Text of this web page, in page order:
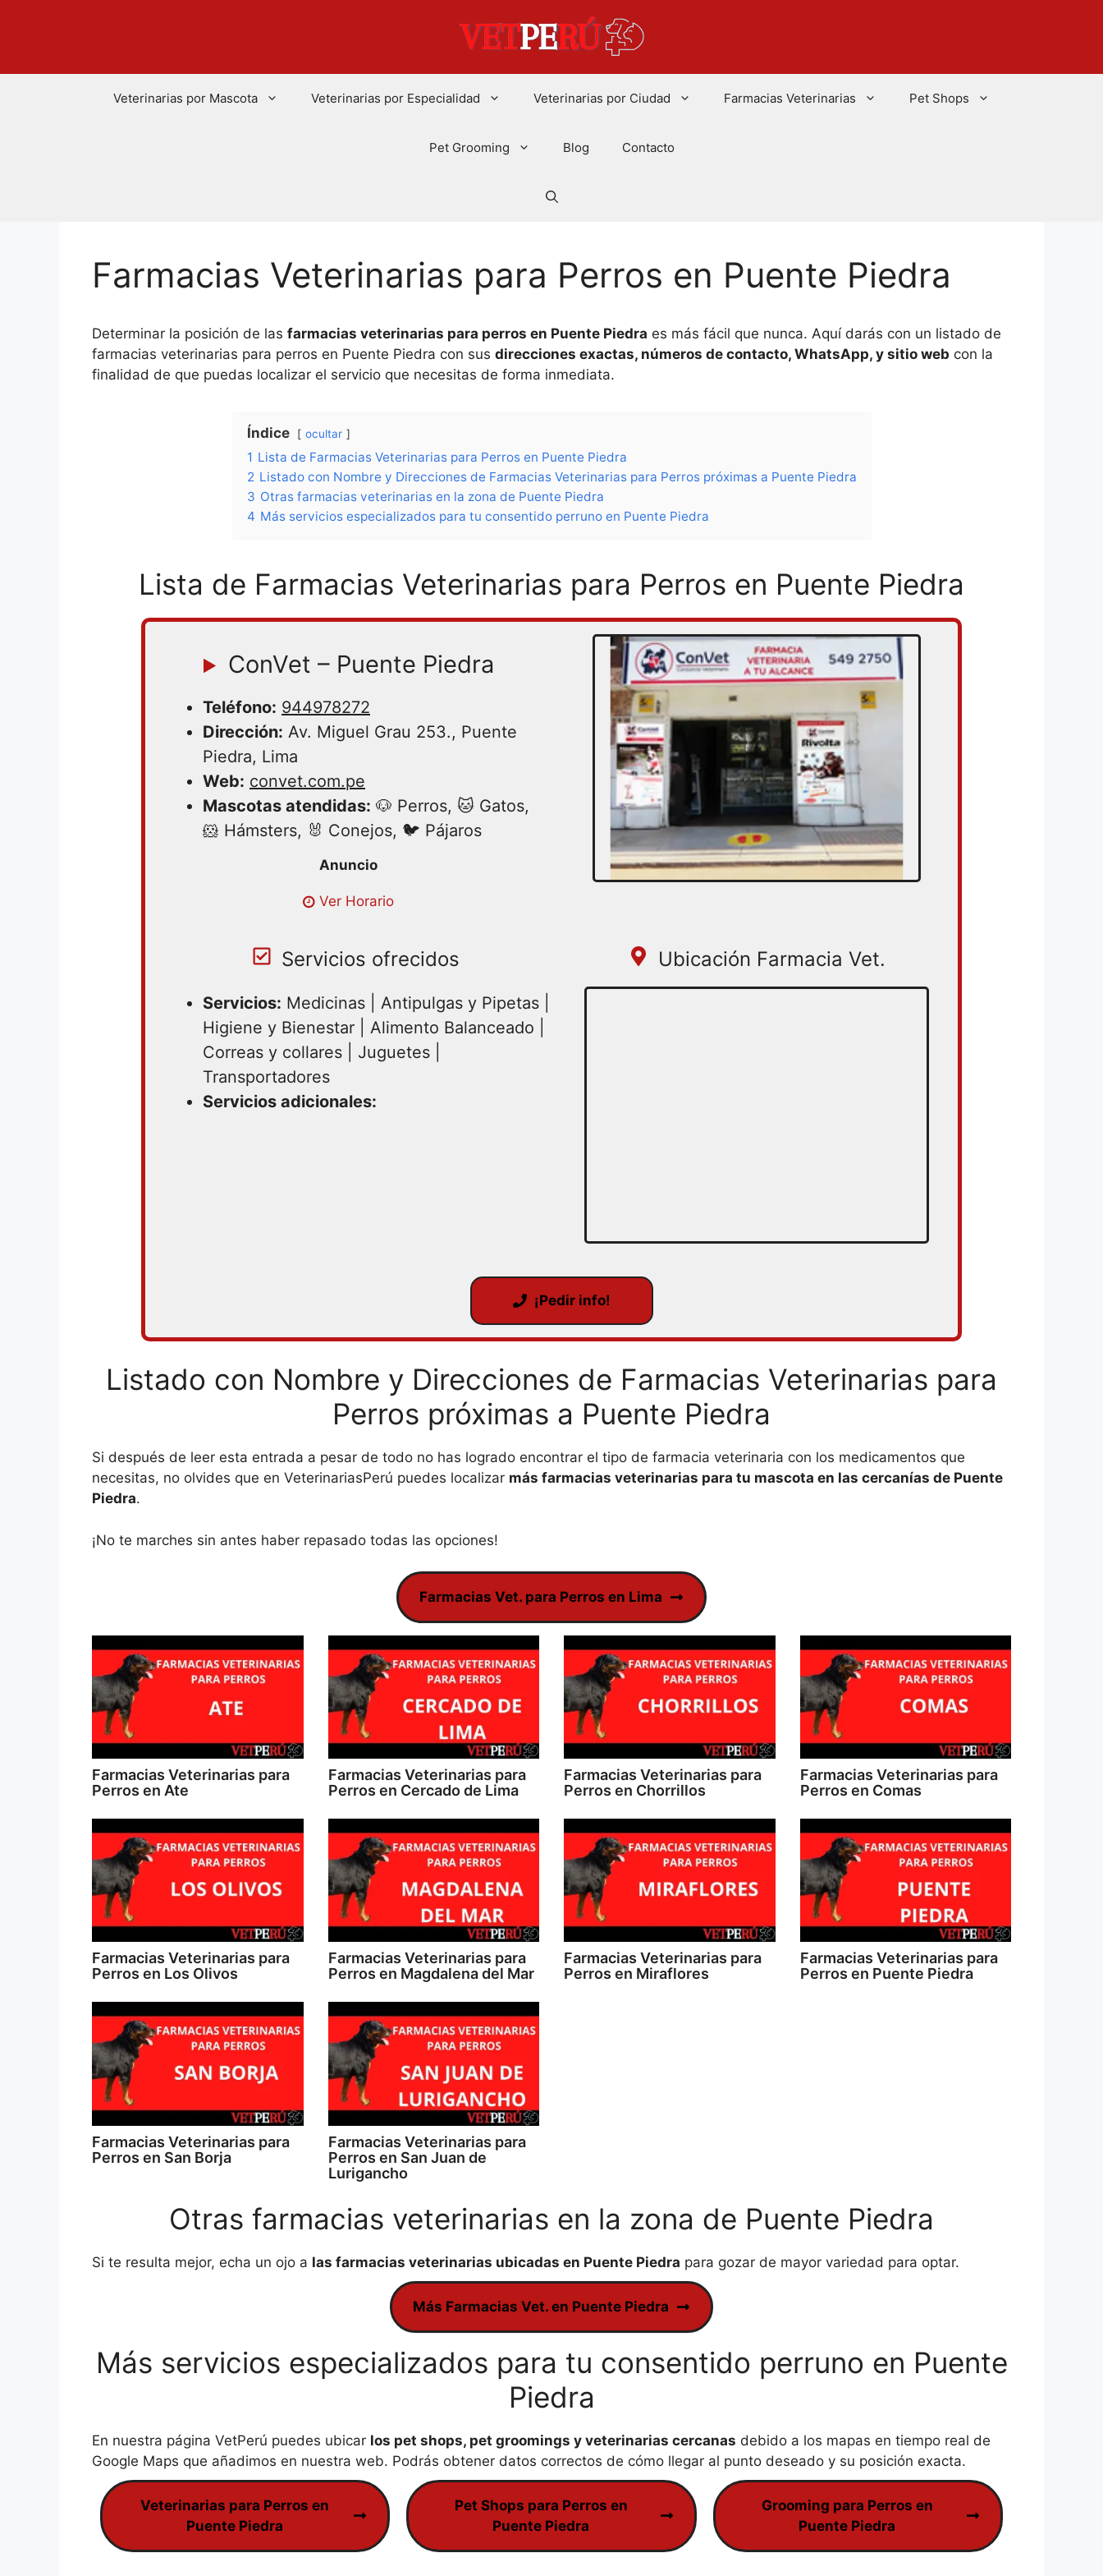
Veterinarias por Mascota Veterinarias por Especialidad Veterinarias por Ciudad Farmacias Veterinarias Pet Shops
Pet Grooming Blog Contacto
Farmacias Veterinarias para Perros en Puente Piedra
Determinar la posición de las farmacias veterinarias para perros en Puente Piedra es más fácil que nunca. Aquí darás con un listado de
farmacias veterinarias para perros en Puente Piedra con sus direcciones exactas, números de contacto, WhatsApp, y sitio web con la
finalidad de que puedas localizar el servicio que necesitas de forma inmediata.
Índice ocultar
1 Lista de Farmacias Veterinarias para Perros en Puente Piedra
2 Listado con Nombre y Direcciones de Farmacias Veterinarias para Perros próximas a Puente Piedra
3 Otras farmacias veterinarias en la zona de Puente Piedra
4 Más servicios especializados para tu consentido perruno en Puente Piedra
Lista de Farmacias Veterinarias para Perros en Puente Piedra
ConVet – Puente Piedra
Teléfono: 944978272
Dirección: Av. Miguel Grau 253., Puente
Piedra, Lima
Web: convet.com.pe
Mascotas atendidas: 🐶 Perros, 🐱 Gatos,
🐹 Hámsters, 🐰 Conejos, 🐦 Pájaros
Lunes 08:30 – 18:30 | Martes 08:30 – 18:30 | Miércoles
Ver Horario
Servicios ofrecidos
Servicios: Medicinas | Antipulgas y Pipetas |
Higiene y Bienestar | Alimento Balanceado |
Correas y collares | Juguetes |
Transportadores
Servicios adicionales:
Ubicación Farmacia Vet.
¡Pedir info!
Listado con Nombre y Direcciones de Farmacias Veterinarias para
Perros próximas a Puente Piedra
Si después de leer esta entrada a pesar de todo no has logrado encontrar el tipo de farmacia veterinaria con los medicamentos que
necesitas, no olvides que en VeterinariasPerú puedes localizar más farmacias veterinarias para tu mascota en las cercanías de Puente
Piedra.
¡No te marches sin antes haber repasado todas las opciones!
Farmacias Vet. para Perros en Lima
Farmacias Veterinarias para
Perros en Ate
Farmacias Veterinarias para
Perros en Cercado de Lima
Farmacias Veterinarias para
Perros en Chorrillos
Farmacias Veterinarias para
Perros en Comas
Farmacias Veterinarias para
Perros en Los Olivos
Farmacias Veterinarias para
Perros en Magdalena del Mar
Farmacias Veterinarias para
Perros en Miraflores
Farmacias Veterinarias para
Perros en Puente Piedra
Farmacias Veterinarias para
Perros en San Borja
Farmacias Veterinarias para
Perros en San Juan de
Lurigancho
Otras farmacias veterinarias en la zona de Puente Piedra
Si te resulta mejor, echa un ojo a las farmacias veterinarias ubicadas en Puente Piedra para gozar de mayor variedad para optar.
Más Farmacias Vet. en Puente Piedra
Más servicios especializados para tu consentido perruno en Puente
Piedra
En nuestra página VetPerú puedes ubicar los pet shops, pet groomings y veterinarias cercanas debido a los mapas en tiempo real de
Google Maps que añadimos en nuestra web. Podrás obtener datos correctos de cómo llegar al punto deseado y su posición exacta.
Veterinarias para Perros en
Puente Piedra
Pet Shops para Perros en
Puente Piedra
Grooming para Perros en
Puente Piedra